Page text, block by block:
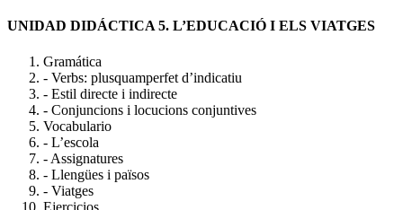
UNIDAD DIDÁCTICA 5. L’EDUCACIÓ I ELS VIATGES
Gramática
- Verbs: plusquamperfet d’indicatiu
- Estil directe i indirecte
- Conjuncions i locucions conjuntives
Vocabulario
- L’escola
- Assignatures
- Llengües i països
- Viatges
Ejercicios